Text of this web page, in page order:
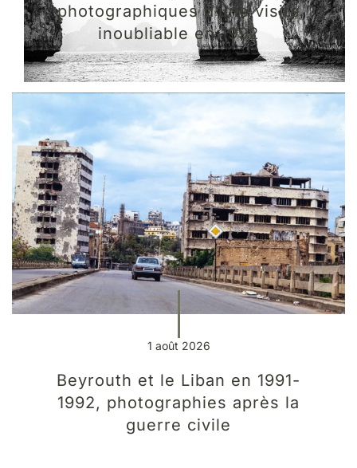
photographiques d’une visite
inoubliable en 1992
1 août 2026
Beyrouth et le Liban en 1991-
1992, photographies après la
guerre civile